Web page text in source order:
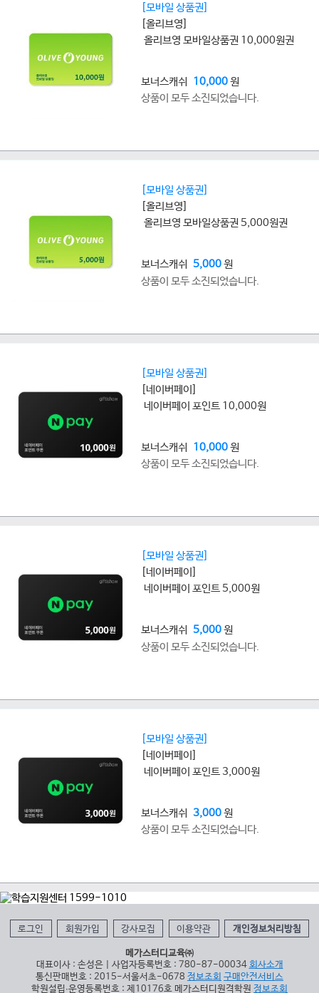
[모바일 상품권]
[올리브영]
올리브영 모바일상품권 10,000원권
보너스캐쉬 10,000원
상품이 모두 소진되었습니다.
[모바일 상품권]
[올리브영]
올리브영 모바일상품권 5,000원권
보너스캐쉬 5,000원
상품이 모두 소진되었습니다.
[모바일 상품권]
[네이버페이]
네이버페이 포인트 10,000원
보너스캐쉬 10,000원
상품이 모두 소진되었습니다.
[모바일 상품권]
[네이버페이]
네이버페이 포인트 5,000원
보너스캐쉬 5,000원
상품이 모두 소진되었습니다.
[모바일 상품권]
[네이버페이]
네이버페이 포인트 3,000원
보너스캐쉬 3,000원
상품이 모두 소진되었습니다.
로그인 회원가입 강사모집 이용약관 개인정보처리방침
메가스터디교육㈜
대표이사 : 손성은 | 사업자등록번호 : 780-87-00034 회사소개
통신판매번호 : 2015-서울서초-0678 정보조회 구매안전서비스
학원설립∙운영등록번호 : 제10176호 메가스터디원격학원 정보조회